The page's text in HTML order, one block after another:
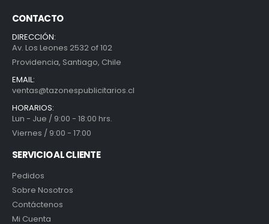
CONTACTO
DIRECCIÓN:
Av. Los Leones 2532 of 102
Providencia, Santiago, Chile
EMAIL:
ventas@tazonespublicitarios.cl
HORARIOS:
Lun - Jue / 9:00 - 18:00 hrs.
Viernes / 9:00 - 17:00
SERVICIO AL CLIENTE
Pedidos
Sobre Nosotros
Contáctenos
Mi Cuenta